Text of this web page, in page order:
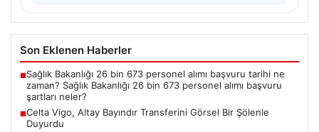
Son Eklenen Haberler
■Sağlık Bakanlığı 26 bin 673 personel alımı başvuru tarihi ne
zaman? Sağlık Bakanlığı 26 bin 673 personel alımı başvuru
şartları neler?
■Celta Vigo, Altay Bayındır Transferini Görsel Bir Şölenle
Duyurdu